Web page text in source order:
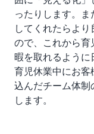
ったりします。
してくれたらよ
ので、これから
暇を取れるよう
育児休業中にお客
込んだチーム体制
します。